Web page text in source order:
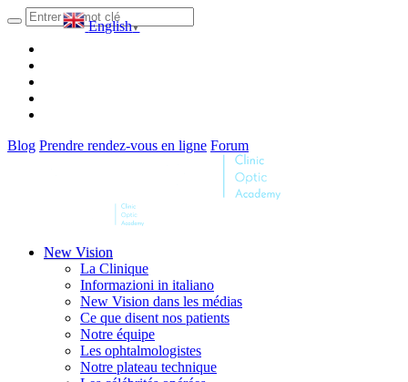
Blog Prendre rendez-vous en ligne Forum
New Vision
La Clinique
Informazioni in italiano
New Vision dans les médias
Ce que disent nos patients
Notre équipe
Les ophtalmologistes
Notre plateau technique
English▼